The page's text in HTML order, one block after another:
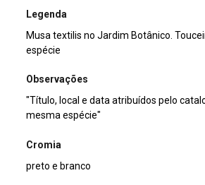
Legenda
Musa textilis no Jardim Botânico.
espécie
Observações
"Título, local e data atribuídos pelo
mesma espécie"
Cromia
preto e branco